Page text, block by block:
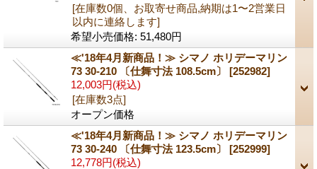
[在庫数0個、お取寄せ商品,納期は1〜2営業日
以内に連絡します]
希望小売価格: 51,480円
≪'18年4月新商品！≫ シマノ ホリデーマリン
73 30-210 〔仕舞寸法 108.5cm〕 [252982]
12,003円(税込)
[在庫数3点]
オープン価格
≪'18年4月新商品！≫ シマノ ホリデーマリン
73 30-240 〔仕舞寸法 123.5cm〕 [252999]
12,778円(税込)